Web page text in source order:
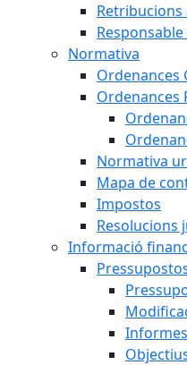
Retribucions
Normativa
Ordenances
Ordenances
Normativa
Mapa de
Impostos
Resolucions
Informació